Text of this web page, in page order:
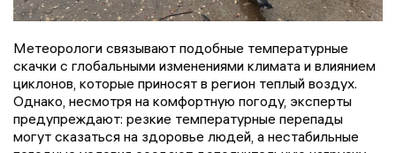
Метеорологи связывают подобные температурные
скачки с глобальными изменениями климата и влиянием
циклонов, которые приносят в регион теплый воздух.
Однако, несмотря на комфортную погоду, эксперты
предупреждают: резкие температурные перепады
могут сказаться на здоровье людей, а нестабильные